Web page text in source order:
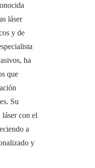
láser
y de
ha
que
Su
con el
a
y